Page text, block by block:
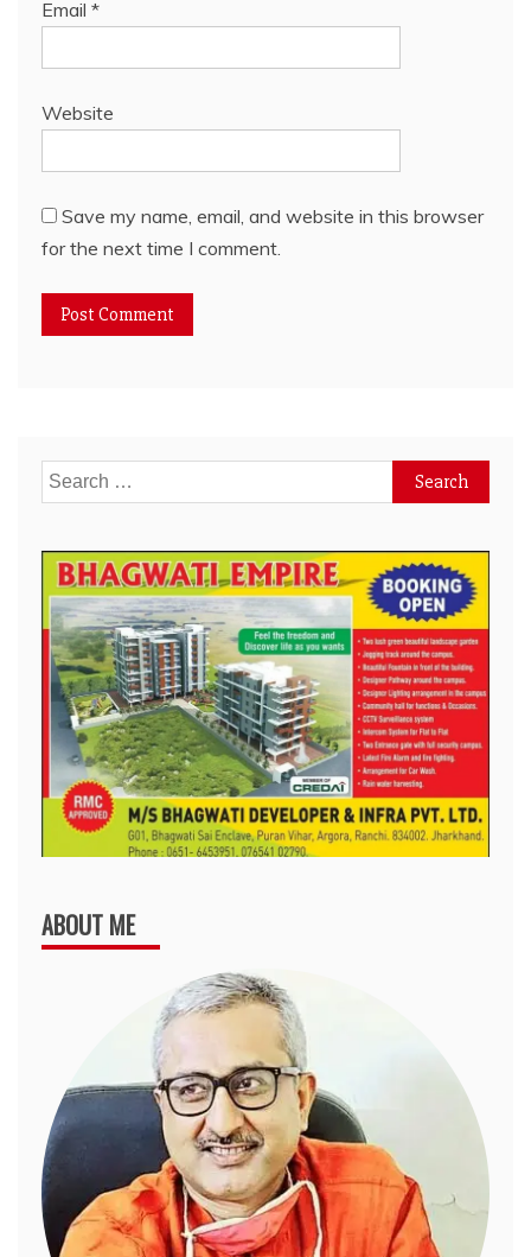
Email *
Website
Save my name, email, and website in this browser
for the next time I comment.
Search
for:
ABOUT ME